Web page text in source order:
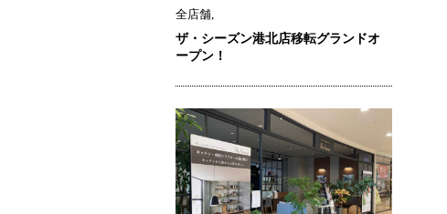
全店舗,
ザ・シーズン港北店移転グランドオ
ープン！